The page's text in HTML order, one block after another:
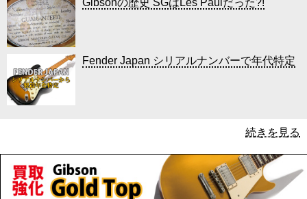
Gibsonの歴史 SGはLes Paulだった?!
Fender Japan シリアルナンバーで年代特定
続きを見る